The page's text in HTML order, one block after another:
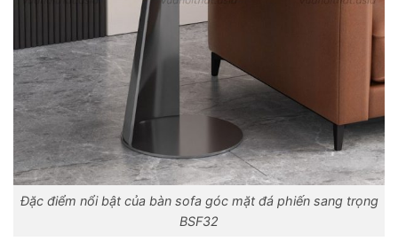
Đặc điểm nổi bật của bàn sofa góc mặt đá phiến sang trọng
BSF32